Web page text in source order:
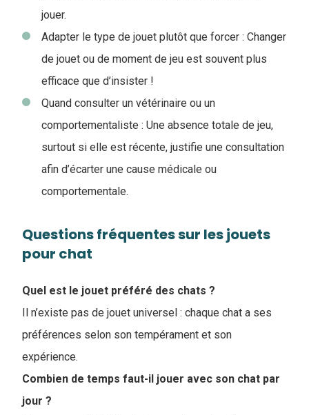
jouer.
Adapter le type de jouet plutôt que forcer : Changer
de jouet ou de moment de jeu est souvent plus
efficace que d’insister !
Quand consulter un vétérinaire ou un
comportementaliste : Une absence totale de jeu,
surtout si elle est récente, justifie une consultation
afin d’écarter une cause médicale ou
comportementale.
Questions fréquentes sur les jouets
pour chat
Quel est le jouet préféré des chats ?
Il n’existe pas de jouet universel : chaque chat a ses
préférences selon son tempérament et son
expérience.
Combien de temps faut-il jouer avec son chat par
jour ?